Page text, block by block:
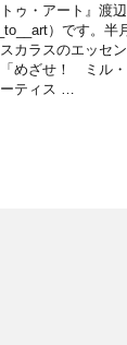
トゥ・アート』渡辺
）です。
カラスのエッセ
「めざせ！ ミル
ティス …